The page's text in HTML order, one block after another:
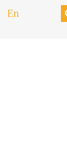
En